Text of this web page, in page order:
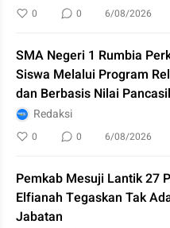
0 0 6/08/2026
SMA Negeri 1 Rumbia
Siswa Melalui Program
dan Berbasis Nilai
Redaksi
0 0 6/08/2026
Pemkab Mesuji Lantik 27
Elfianah Tegaskan Tak
Jabatan